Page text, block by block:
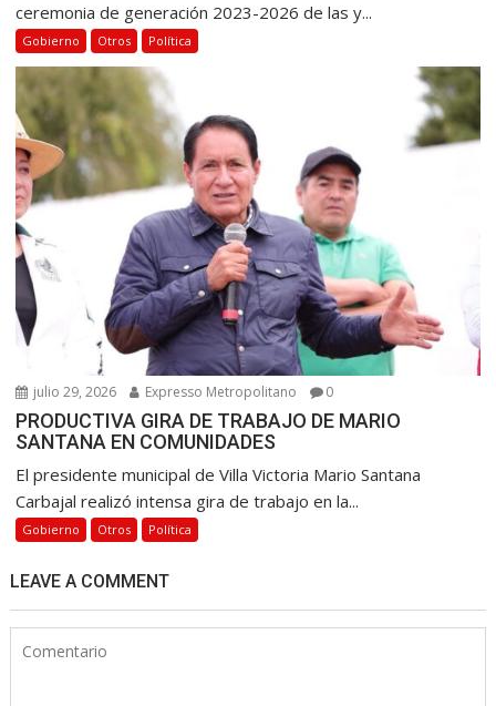
ceremonia de generación 2023-2026 de las y...
Gobierno Otros Política
julio 29, 2026 Expresso Metropolitano 0
PRODUCTIVA GIRA DE TRABAJO DE MARIO
SANTANA EN COMUNIDADES
El presidente municipal de Villa Victoria Mario Santana
Carbajal realizó intensa gira de trabajo en la...
Gobierno Otros Política
LEAVE A COMMENT